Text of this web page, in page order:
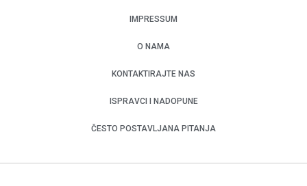
IMPRESSUM
O NAMA
KONTAKTIRAJTE NAS
ISPRAVCI I NADOPUNE
ČESTO POSTAVLJANA PITANJA